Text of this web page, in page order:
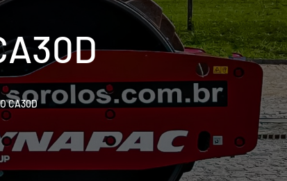
CA30D